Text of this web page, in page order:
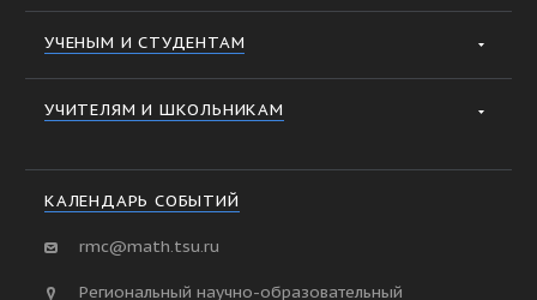
УЧЕНЫМ И СТУДЕНТАМ
УЧИТЕЛЯМ И ШКОЛЬНИКАМ
КАЛЕНДАРЬ СОБЫТИЙ
rmc@math.tsu.ru
Региональный научно-образовательный